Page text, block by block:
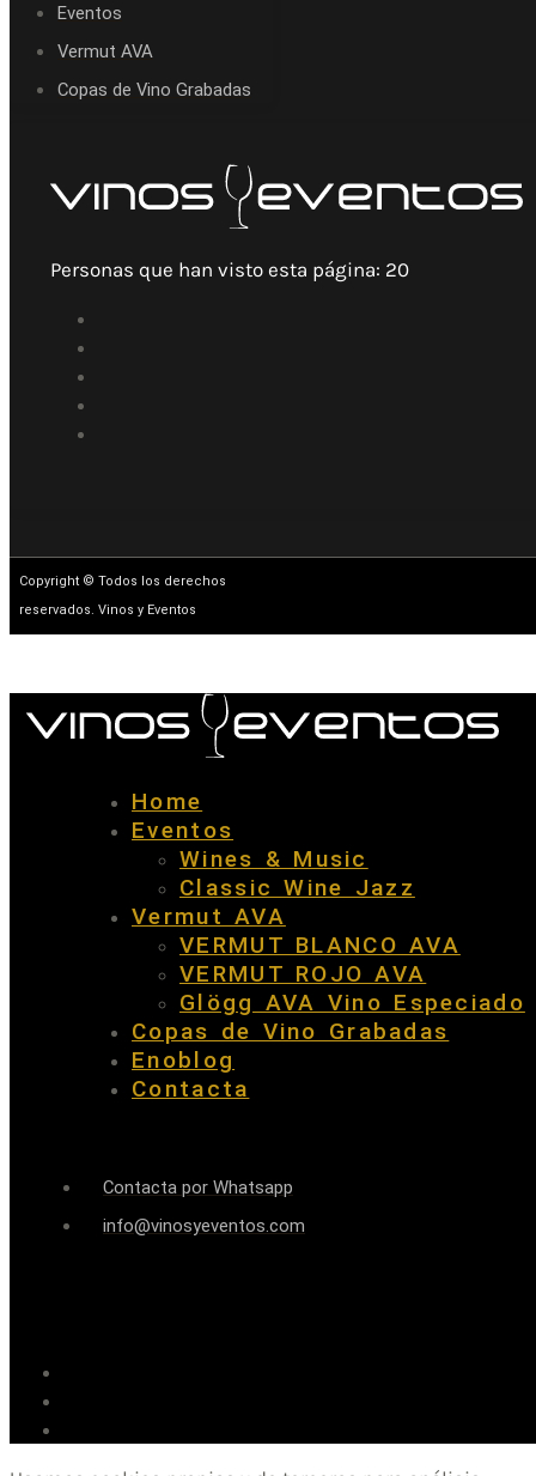
Eventos
Vermut AVA
Copas de Vino Grabadas
Personas que han visto esta página: 20
Copyright © Todos los derechos
reservados. Vinos y Eventos
Home
Eventos
Wines & Music
Classic Wine Jazz
Vermut AVA
VERMUT BLANCO AVA
VERMUT ROJO AVA
Glögg AVA Vino Especiado
Copas de Vino Grabadas
Enoblog
Contacta
Contacta por Whatsapp
info@vinosyeventos.com